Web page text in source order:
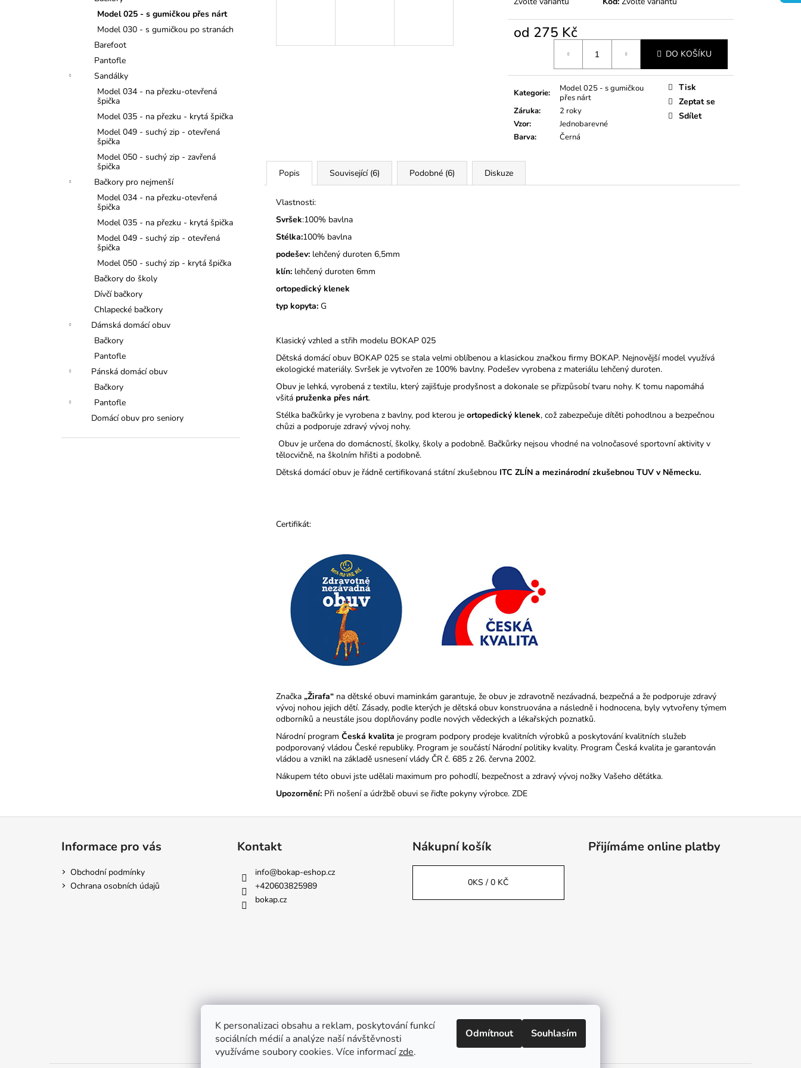
K personalizaci obsahu a reklam, poskytování funkcí
sociálních médií a analýze naší návštěvnosti
využíváme soubory cookies. Více informacízde.
Odmítnout Souhlasím
Model 025 - s gumičkou přes nárt
Model 030 - s gumičkou po stranách
Barefoot
Pantofle
Sandálky
Model 034 - na přezku-otevřená
špička
Model 035 - na přezku - krytá špička
Model 049 - suchý zip - otevřená
špička
Model 050 - suchý zip - zavřená
špička
Bačkory pro nejmenší
Model 034 - na přezku-otevřená
špička
Model 035 - na přezku - krytá špička
Model 049 - suchý zip - otevřená
špička
Model 050 - suchý zip - krytá špička
Bačkory do školy
Dívčí bačkory
Chlapecké bačkory
Dámská domácí obuv
Bačkory
Pantofle
Pánská domácí obuv
Bačkory
Pantofle
Domácí obuv pro seniory
od 275 Kč
DO KOŠÍKU
Kategorie:
Model 025 - s gumičkou
přes nárt
Záruka:
2 roky
Vzor:
Jednobarevné
Barva: Černá
Tisk
Zeptat se
Sdílet
Popis Související (6) Podobné (6) Diskuze
Vlastnosti:
Svršek:100% bavlna
Stélka:100% bavlna
podešev: lehčený duroten 6,5mm
klín: lehčený duroten 6mm
ortopedický klenek
typ kopyta: G
Klasický vzhled a střih modelu BOKAP 025
Dětská domácí obuv BOKAP 025 se stala velmi oblíbenou a klasickou značkou firmy BOKAP. Nejnovější model využívá
ekologické materiály. Svršek je vytvořen ze 100% bavlny. Podešev vyrobena z materiálu lehčený duroten.
Obuv je lehká, vyrobená z textilu, který zajišťuje prodyšnost a dokonale se přizpůsobí tvaru nohy. K tomu napomáhá
všitá pruženka přes nárt.
Stélka bačkůrky je vyrobena z bavlny, pod kterou je ortopedický klenek, což zabezpečuje dítěti pohodlnou a bezpečnou
chůzi a podporuje zdravý vývoj nohy.
Obuv je určena do domácností, školky, školy a podobně. Bačkůrky nejsou vhodné na volnočasové sportovní aktivity v
tělocvičně, na školním hřišti a podobně.
Dětská domácí obuv je řádně certifikovaná státní zkušebnou ITC ZLÍN a mezinárodní zkušebnou TUV v Německu.
Certifikát:
Značka „Žirafa“ na dětské obuvi maminkám garantuje, že obuv je zdravotně nezávadná, bezpečná a že podporuje zdravý
vývoj nohou jejich dětí. Zásady, podle kterých je dětská obuv konstruována a následně i hodnocena, byly vytvořeny týmem
odborníků a neustále jsou doplňovány podle nových vědeckých a lékařských poznatků.
Národní program Česká kvalita je program podpory prodeje kvalitních výrobků a poskytování kvalitních služeb
podporovaný vládou České republiky. Program je součástí Národní politiky kvality. Program Česká kvalita je garantován
vládou a vznikl na základě usnesení vlády ČR č. 685 z 26. června 2002.
Nákupem této obuvi jste udělali maximum pro pohodlí, bezpečnost a zdravý vývoj nožky Vašeho děťátka.
Upozornění: Při nošení a údržbě obuvi se řiďte pokyny výrobce. ZDE
Informace pro vás
Obchodní podmínky
Ochrana osobních údajů
Kontakt
info@bokap-eshop.cz
+420603825989
bokap.cz
Nákupní košík
0KS /0 KČ
Přijímáme online platby
Napsali o nás